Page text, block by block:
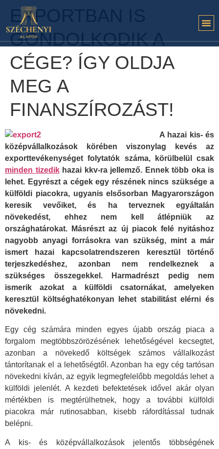
EXPORTBAN IS
GONDOLKODIK A
CÉGE? ÍGY OLDJA
MEG A
FINANSZÍROZÁST!
A hazai kis- és
középvállalkozások körében viszonylag kevés az
exporttevékenységet folytatók száma, körülbelül csak
minden tizedikhazai kkv-ra jellemző. Ennek több oka is
lehet. Egyrészt a cégek egy részének nincs szüksége a
külföldi piacokra, ugyanis elsősorban Magyarországon
keresik vevőiket, és ha terveznek egyáltalán
növekedést, ehhez nem kell átlépniük az
országhatárokat. Másrészt az új piacok felé nyitáshoz
nagyobb anyagi forrásokra van szükség, mint a már
ismert hazai kapcsolatrendszeren keresztül történő
terjeszkedéshez, azonban nem rendelkeznek a
szükséges összegekkel. Harmadrészt pedig nem
ismerik azokat a külföldi csatornákat, amelyeken
keresztül költséghatékonyan lehet stabilitást elérni és
növekedni.
Egy cég számára minden egyes újabb ország piaca a
forgalom megtöbbszörözésének lehetőségével kecsegtet,
azonban a növekedő költségek számos vállalkozást
tántorítanak el a lehetőségtől. Azonban ha egy cég tartósan
növekedni kíván, az egyik legmegfelelőbb megoldás lehet a
külföldi jelenlét. A kezdeti befektetések idővel akár olyan
mértékben is megtérülhetnek, hogy a további külföldi
piacokra már rutinosabban, kisebb ráfordítással tudnak
belépni.
A kis- és középvállalkozások jelentős többségének